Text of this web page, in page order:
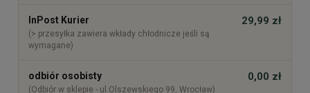
InPost Kurier
(> przesyłka zawiera wkłady chłodnicze jeśli są
wymagane)
29,99 zł
odbiór osobisty
(Odbiór w sklepie - ul.Olszewskiego 99, Wrocław)
0,00 zł